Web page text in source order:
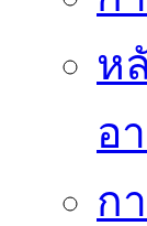
ห
อ
ก